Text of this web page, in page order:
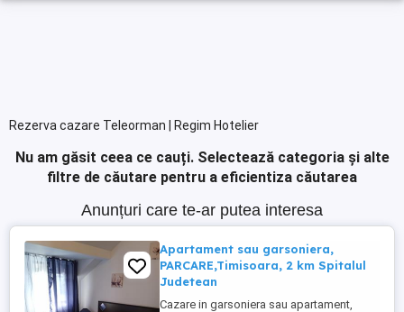
Rezerva cazare Teleorman | Regim Hotelier
Nu am găsit ceea ce cauți. Selectează categoria și alte
filtre de căutare pentru a eficientiza căutarea
Anunțuri care te-ar putea interesa
Apartament sau garsoniera,
PARCARE,Timisoara, 2 km Spitalul
Judetean
Cazare in garsoniera sau apartament,